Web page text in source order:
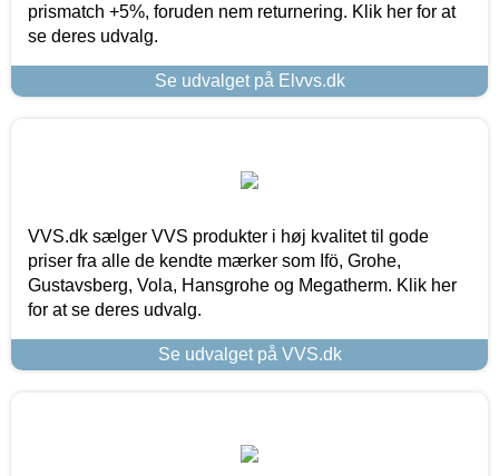
prismatch +5%, foruden nem returnering. Klik her for at
se deres udvalg.
Se udvalget på Elvvs.dk
VVS.dk sælger VVS produkter i høj kvalitet til gode
priser fra alle de kendte mærker som Ifö, Grohe,
Gustavsberg, Vola, Hansgrohe og Megatherm. Klik her
for at se deres udvalg.
Se udvalget på VVS.dk